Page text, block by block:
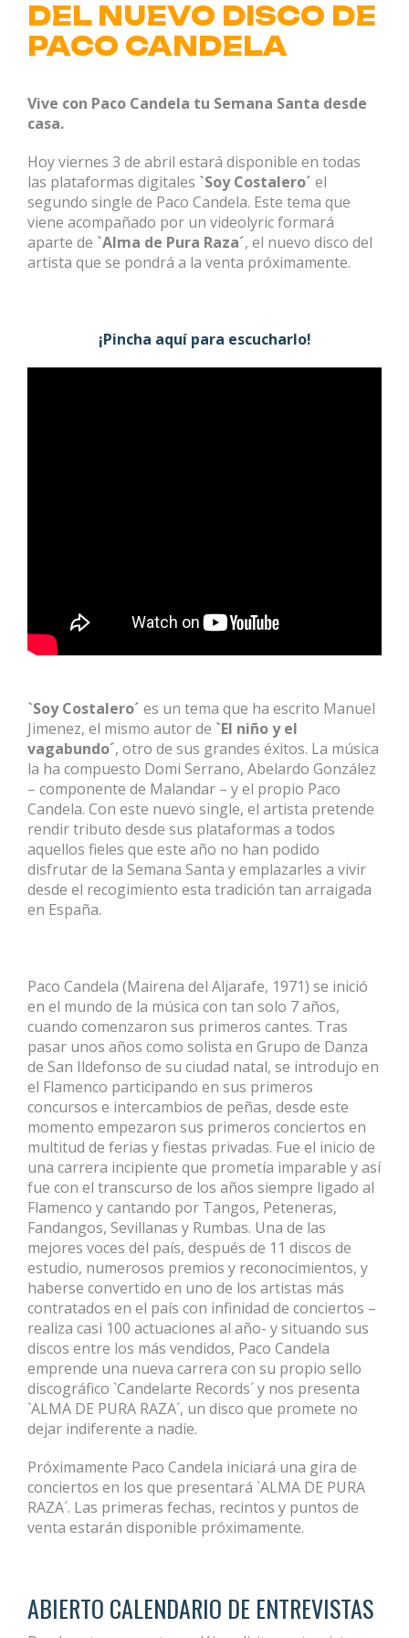
DEL NUEVO DISCO DE
PACO CANDELA
Vive con Paco Candela tu Semana Santa desde
casa.
Hoy viernes 3 de abril estará disponible en todas
las plataformas digitales `Soy Costalero´ el
segundo single de Paco Candela. Este tema que
viene acompañado por un videolyric formará
aparte de `Alma de Pura Raza´, el nuevo disco del
artista que se pondrá a la venta próximamente.
¡Pincha aquí para escucharlo!
`Soy Costalero´ es un tema que ha escrito Manuel
Jimenez, el mismo autor de `El niño y el
vagabundo´, otro de sus grandes éxitos. La música
la ha compuesto Domi Serrano, Abelardo González
– componente de Malandar – y el propio Paco
Candela. Con este nuevo single, el artista pretende
rendir tributo desde sus plataformas a todos
aquellos fieles que este año no han podido
disfrutar de la Semana Santa y emplazarles a vivir
desde el recogimiento esta tradición tan arraigada
en España.
Paco Candela (Mairena del Aljarafe, 1971) se inició
en el mundo de la música con tan solo 7 años,
cuando comenzaron sus primeros cantes. Tras
pasar unos años como solista en Grupo de Danza
de San Ildefonso de su ciudad natal, se introdujo en
el Flamenco participando en sus primeros
concursos e intercambios de peñas, desde este
momento empezaron sus primeros conciertos en
multitud de ferias y fiestas privadas. Fue el inicio de
una carrera incipiente que prometía imparable y así
fue con el transcurso de los años siempre ligado al
Flamenco y cantando por Tangos, Peteneras,
Fandangos, Sevillanas y Rumbas. Una de las
mejores voces del país, después de 11 discos de
estudio, numerosos premios y reconocimientos, y
haberse convertido en uno de los artistas más
contratados en el país con infinidad de conciertos –
realiza casi 100 actuaciones al año- y situando sus
discos entre los más vendidos, Paco Candela
emprende una nueva carrera con su propio sello
discográfico `Candelarte Records´ y nos presenta
`ALMA DE PURA RAZA´, un disco que promete no
dejar indiferente a nadie.
Próximamente Paco Candela iniciará una gira de
conciertos en los que presentará `ALMA DE PURA
RAZA´. Las primeras fechas, recintos y puntos de
venta estarán disponible próximamente.
ABIERTO CALENDARIO DE ENTREVISTAS